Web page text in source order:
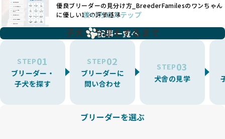
題となっています。
BreederFamiliesでは、こうしたワンちゃんに優しくないブ
リーディングをなくすため、すべてのワンちゃんを家族のよ
うに大切に飼育・繁殖を行っている「優良ブリーダー」のみ
BreederFamiliesでは、アニマルウェルフェアを最優先に考
えた6つの絶対基準と12の総合基準を設定しています。これに
ことを徹底しています。
BreederFamiliesでは、以下の6項目を必須条件とし、これら
ことが可能です。
一方、営利優先ブリーダーは流行や需要に応じて扱う犬種を
増やす傾向があり、犬種ごとに異なる健康問題や適切な育成
環境を十分に考慮しない場合があります。こうしたブリーダ
たりストレスを抱えたりするリスクが高まります。
「少数の犬種に集中」の詳細はこちら
すが、無計画な交配には健康リスクが伴います。異なる犬種
の特徴を持つことで予測しにくい健康問題が発生する可能性
が高く、診断や治療も複雑化する場合があります。また、ミ
優良ブリーダーの見分け方_BreederFamilesのワンちゃん
に優しい18の評価基準
記事一覧へ
使い方のステップ
子犬をお迎えするまで
STEP01
ブリーダー・
子犬を探す
STEP02
ブリーダーに
問い合わせ
STEP03
犬舎の見学
ブリーダーを選ぶ